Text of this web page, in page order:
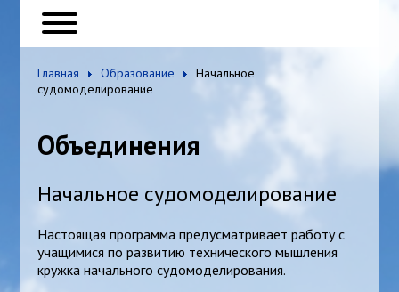
Главная Образование
Начальное
судомоделирование
Объединения
Начальное судомоделирование
Настоящая программа предусматривает работу с
учащимися по развитию технического мышления
кружка начального судомоделирования.